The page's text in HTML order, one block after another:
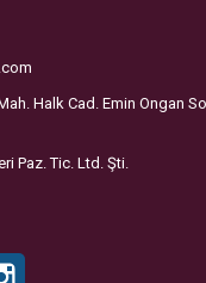
Halk Cad. Emin Ongan
Paz. Tic. Ltd. Şti.